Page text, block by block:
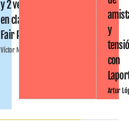
y 2 ventas
en clave
Fair Play
Víctor Malo
y
con
Artur